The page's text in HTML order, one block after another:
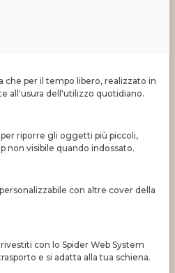
che per il tempo libero, realizzato in
all'usura dell'utilizzo quotidiano.
riporre gli oggetti più piccoli,
non visibile quando indossato.
con altre cover della
con lo Spider Web System
e si adatta alla tua schiena.